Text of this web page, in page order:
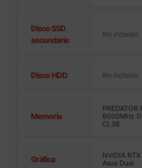
Disco SSD
secundario
Disco HDD
Memoria
PREDATOR
6000MHz
CL36
Gráfica
NVIDIA
Asus Dual